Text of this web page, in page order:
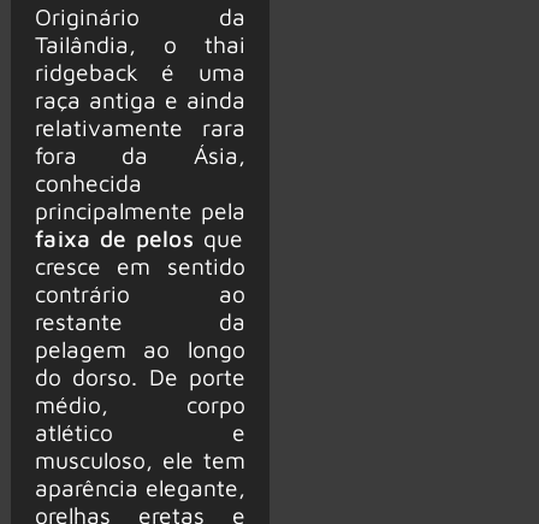
Originário da
Tailândia, o thai
ridgeback é uma
raça antiga e ainda
relativamente rara
fora da Ásia,
conhecida
principalmente pela
faixa de pelos que
cresce em sentido
contrário ao
restante da
pelagem ao longo
do dorso. De porte
médio, corpo
atlético e
musculoso, ele tem
aparência elegante,
orelhas eretas e